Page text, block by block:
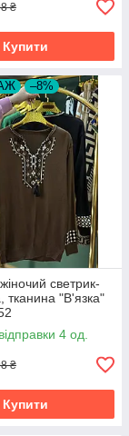
₴
Купити
–8%
светрик-
тканина "В'язка"
4 од.
₴
Купити